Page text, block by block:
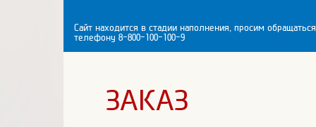
Сайт находится в стадии наполнения, просим
телефону 8-800-100-100-9
ЗАКАЗ